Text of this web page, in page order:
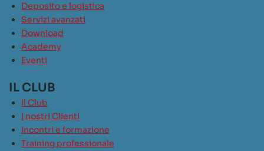
Deposito e logistica
Servizi avanzati
Download
Academy
Eventi
IL CLUB
Il Club
I nostri Clienti
Incontri e formazione
Training professionale